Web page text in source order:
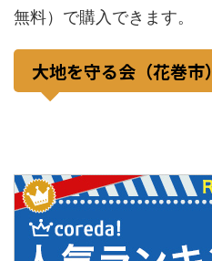
無料）で購入できます。
大地を守る会（花巻市）